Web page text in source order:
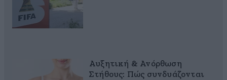
Αυξητική & Ανόρθωση
Στήθους: Πώς συνδυάζονται